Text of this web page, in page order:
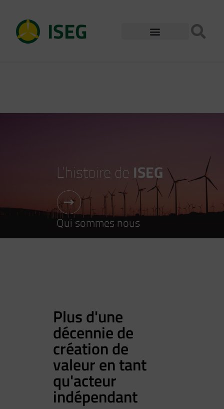
ISEG
L’histoire de ISEG
Qui sommes nous
Plus d'une
décennie de
création de
valeur en tant
qu'acteur
indépendant